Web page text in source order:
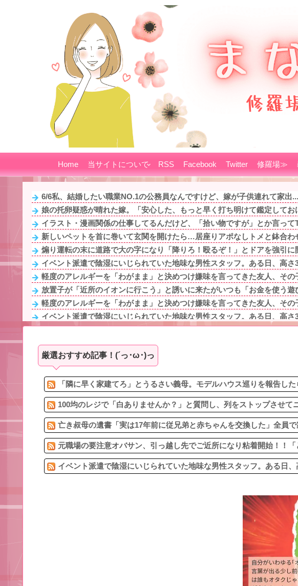
Home 当サイトについて RSS Facebook Twitter 修羅場≫
6/6私、結婚したい職業NO.1の公務員なんですけど、嫁が子供連れて家出...
娘の托卵疑惑が晴れた嫁。「安心した、もっと早く打ち明けて鑑定してお
イラスト・漫画関係の仕事してるんだけど、「拾い物ですが」とか言って
新しいペットを首に巻いて玄関を開けたら…居座りアポなしトメと鉢合わ
煽り運転の末に道路で大の字になり「降りろ！殴るぞ！」とドアを強引に
イベント派遣で陰湿にいじられていた地味な男性スタッフ。ある日、高さ
軽度のアレルギーを「わがまま」と決めつけ嫌味を言ってきた友人、その
放置子が「近所のイオンに行こう」と誘いに来たがいつも「お金を使う遊
軽度のアレルギーを「わがまま」と決めつけ嫌味を言ってきた友人、その
イベント派遣で陰湿にいじられていた地味な男性スタッフ。ある日、高さ
未だに夫が奨学金を背負ってるんだけど、義両親が旅行や趣味に勤しんで
もう二度とやりたくないアルバイトってある？
煽り運転の末に道路で大の字になり「降りろ！殴るぞ！」とドアを強引に
年末年始に義実家に帰省してきた義兄夫婦は子供を放置して昼前まで寝て
厳選おすすめ記事！(´っ･ω･)っ
「隣に早く家建てろ」とうるさい義母。モデルハウス巡りを報告し
100均のレジで「白ありませんか？」と質問し、列をストップさせて
亡き叔母の遺書「実は17年前に従兄弟と赤ちゃんを交換した」全員
元職場の要注意オバサン、引っ越し先でご近所になり粘着開始！！
イベント派遣で陰湿にいじられていた地味な男性スタッフ。ある日